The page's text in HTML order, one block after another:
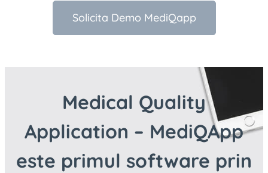
Solicita Demo MediQapp
Medical Quality
Application – MediQApp
este primul software prin